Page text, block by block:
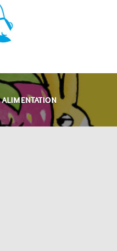
alimentation